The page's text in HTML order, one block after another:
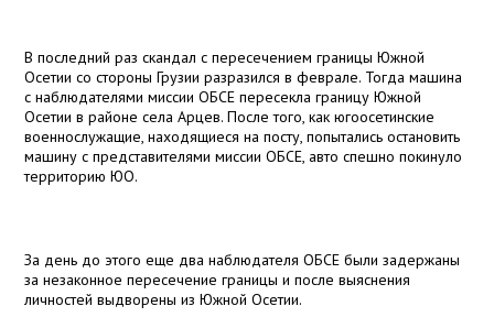
В последний раз скандал с пересечением границы Южной
Осетии со стороны Грузии разразился в феврале. Тогда машина
с наблюдателями миссии ОБСЕ пересекла границу Южной
Осетии в районе села Арцев. После того, как югоосетинские
военнослужащие, находящиеся на посту, попытались остановить
машину с представителями миссии ОБСЕ, авто спешно покинуло
территорию ЮО.
За день до этого еще два наблюдателя ОБСЕ были задержаны
за незаконное пересечение границы и после выяснения
личностей выдворены из Южной Осетии.